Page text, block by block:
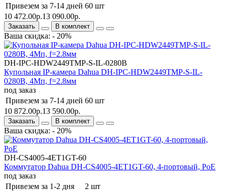
Привезем за 7-14 дней 60 шт
10 472.00р.13 090.00р.
Заказать В комплект
Ваша скидка: - 20%
DH-IPC-HDW2449TMP-S-IL-0280B
Купольная IP-камера Dahua DH-IPC-HDW2449TMP-S-IL-
0280B, 4Мп, f=2.8мм
под заказ
Привезем за 7-14 дней 60 шт
10 872.00р.13 590.00р.
Заказать В комплект
Ваша скидка: - 20%
DH-CS4005-4ET1GT-60
Коммутатор Dahua DH-CS4005-4ET1GT-60, 4-портовый, РоЕ
под заказ
Привезем за 1-2 дня
2 шт